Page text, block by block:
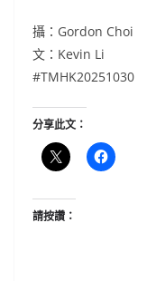
攝：Gordon Choi
文：Kevin Li
#TMHK20251030
分享此文：
請按讚：